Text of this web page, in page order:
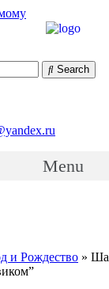
Search
Menu
и Рождество »